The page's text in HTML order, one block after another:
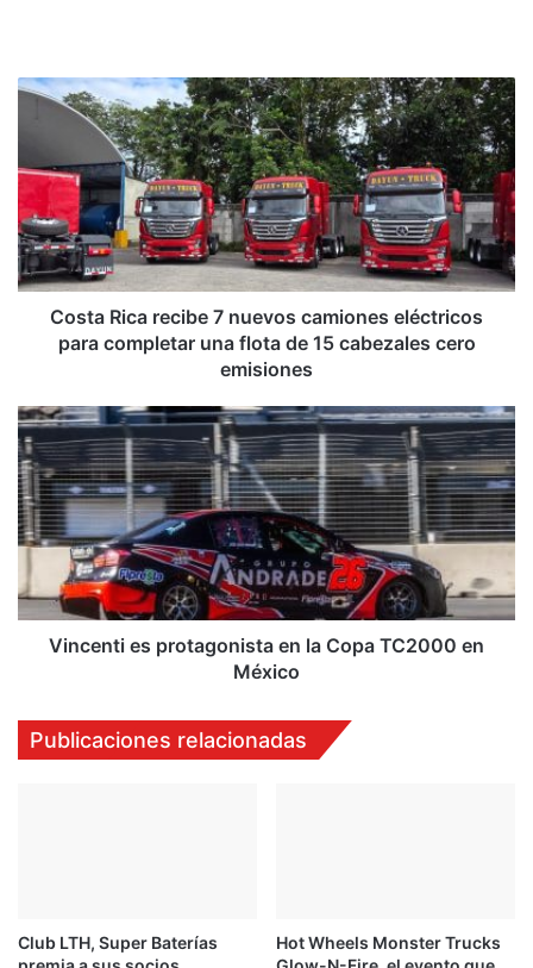
Costa
7
nuevos
camiones
eléctricos
para
completar
cabezales
cero
emisiones
Costa Rica recibe 7 nuevos camiones eléctricos
para completar una flota de 15 cabezales cero
emisiones
Vincenti
es
protagonista
en
la
Copa
TC2000
en
México
Vincenti es protagonista en la Copa TC2000 en
México
Publicaciones relacionadas
Club LTH, Super Baterías
Hot Wheels Monster Trucks